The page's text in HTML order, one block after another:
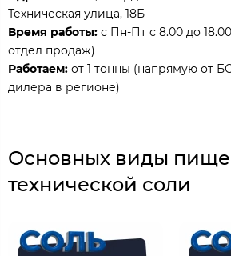
Техническая улица, 18Б
Время работы: с Пн-Пт с 8.00 до
отдел продаж)
Работаем: от 1 тонны (напрямую от
дилера в регионе)
Основных виды
технической соли